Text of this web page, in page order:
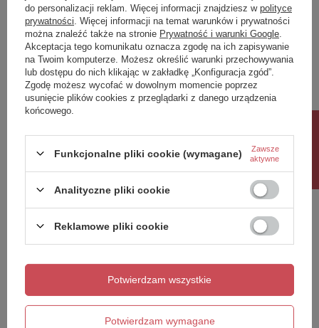
Materiał dodatkowy I
Stal lakierowana
Kolor
Kolor wiodący
Miedź
Kolor uzupełniający I
Źródło światła
Ilość punktów świetlnych
Typ źródła światła
E27
Zawiera źródło światła
Napisz swoją opinię
Twoja ocena:
Treść twojej opinii
Dodaj własne zdjęcie produktu:
do personalizacji reklam. Więcej informacji znajdziesz w polityce
prywatności . Więcej informacji na temat warunków i prywatności
można znaleźć także na stronie Prywatność i warunki Google
Akceptacja tego komunikatu oznacza zgodę na ich zapisywanie
na Twoim komputerze. Możesz określić warunki przechowywania
lub dostępu do nich klikając w zakładkę „Konfiguracja zgód”.
Zgodę możesz wycofać w dowolnym momencie poprzez
usunięcie plików cookies z przeglądarki z danego urządzenia
końcowego.
Funkcjonalne pliki cookie (wymagane)
Zawsze
aktywne
Analityczne pliki cookie
Reklamowe pliki cookie
Potwierdzam wymagane
Potwierdzam wszystkie